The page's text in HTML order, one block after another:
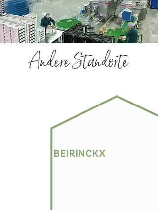
Andere Standorte
BEIRINCKX